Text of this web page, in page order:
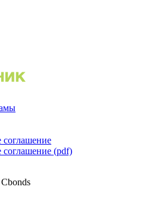
соглашение
соглашение (pdf)